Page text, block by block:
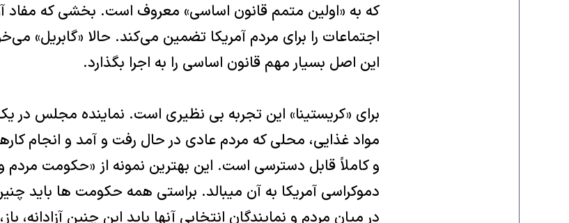
که به «اولین متمم قانون اساسی» معروف است. بخشی که مفاد
اجتماعات را برای مردم آمریکا تضمین می‌کند. حالا «گابریل»
این اصل بسیار مهم قانون اساسی را به اجرا بگذارد.
برای «کریستینا» این تجربه بی نظیری است. نماینده مجلس در
مواد غذایی، محلی که مردم عادی در حال رفت و آمد و انجام
و کاملاً قابل دسترسی است. این بهترین نمونه از «حکومت
دموکراسی آمریکا به آن میبالد. براستی همه حکومت ها باید
در میان مردم و نمایندگان انتخابی آنها باید این چنین آزادانه،